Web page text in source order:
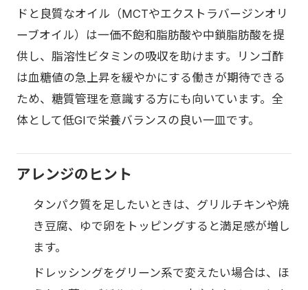
ドと良質なオイル（MCTやエクストラバージンオリ
ーブオイル）は一価不飽和脂肪酸や中鎖脂肪酸を提
供し、脂溶性ビタミンの吸収を助けます。リンゴ酢
は血糖値の急上昇を緩やかにする働きが期待できる
ため、糖質管理を意識する方にも向いています。全
体として低GIで栄養バランスの良い一皿です。
アレンジのヒント
タンパク質を足したいときは、グリルチキンや焼
き豆腐、ゆで卵をトッピングすると満足感が増し
ます。
ドレッシングをグリーン系で変えたい場合は、ほ